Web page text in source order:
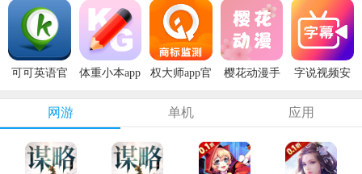
可可英语官
体重小本app
权大师app官
樱花动漫手
字说视频安
网游 单机 应用